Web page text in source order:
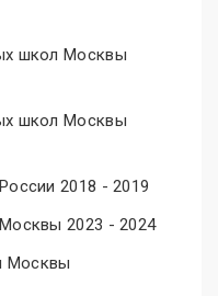
школ Москвы
школ Москвы
2018 - 2019
2023 - 2024
Москвы